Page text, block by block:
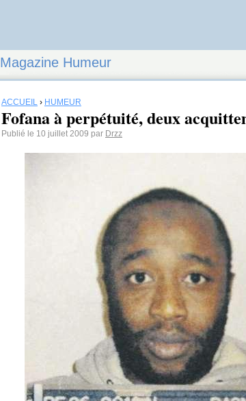
Magazine Humeur
ACCUEIL › HUMEUR
Fofana à perpétuité, deux
Publié le 10 juillet 2009 par Drzz